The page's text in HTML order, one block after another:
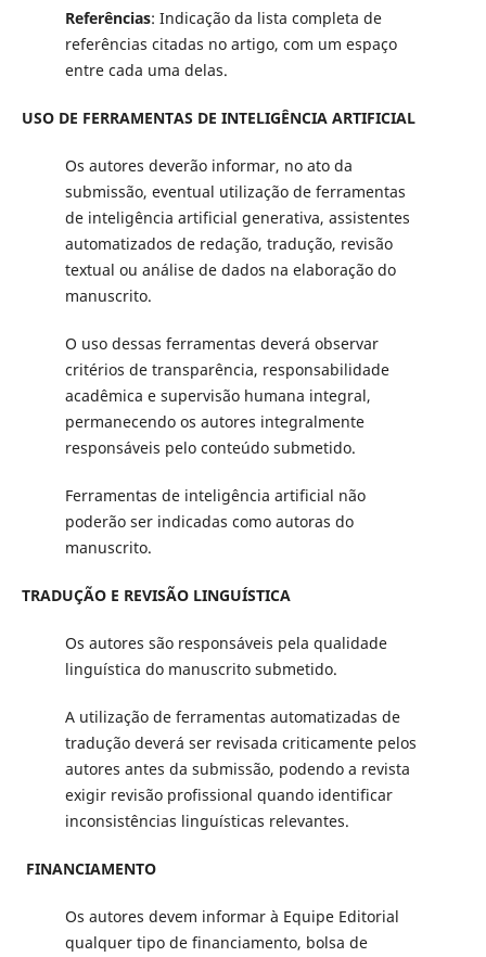
Referências: Indicação da lista completa de
referências citadas no artigo, com um espaço
entre cada uma delas.
USO DE FERRAMENTAS DE INTELIGÊNCIA ARTIFICIAL
Os autores deverão informar, no ato da
submissão, eventual utilização de ferramentas
de inteligência artificial generativa, assistentes
automatizados de redação, tradução, revisão
textual ou análise de dados na elaboração do
manuscrito.
O uso dessas ferramentas deverá observar
critérios de transparência, responsabilidade
acadêmica e supervisão humana integral,
permanecendo os autores integralmente
responsáveis pelo conteúdo submetido.
Ferramentas de inteligência artificial não
poderão ser indicadas como autoras do
manuscrito.
TRADUÇÃO E REVISÃO LINGUÍSTICA
Os autores são responsáveis pela qualidade
linguística do manuscrito submetido.
A utilização de ferramentas automatizadas de
tradução deverá ser revisada criticamente pelos
autores antes da submissão, podendo a revista
exigir revisão profissional quando identificar
inconsistências linguísticas relevantes.
FINANCIAMENTO
Os autores devem informar à Equipe Editorial
qualquer tipo de financiamento, bolsa de